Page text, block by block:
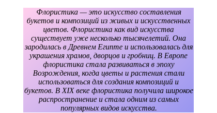
Флористика — это искусство составления
букетов и композиций из живых и искусственных
цветов. Флористика как вид искусства
существует уже несколько тысячелетий. Она
зародилась в Древнем Египте и использовалась для
украшения храмов, дворцов и гробниц. В Европе
флористика стала развиваться в эпоху
Возрождения, когда цветы и растения стали
использоваться для создания композиций и
букетов. В XIX веке флористика получила широкое
распространение и стала одним из самых
популярных видов искусства.